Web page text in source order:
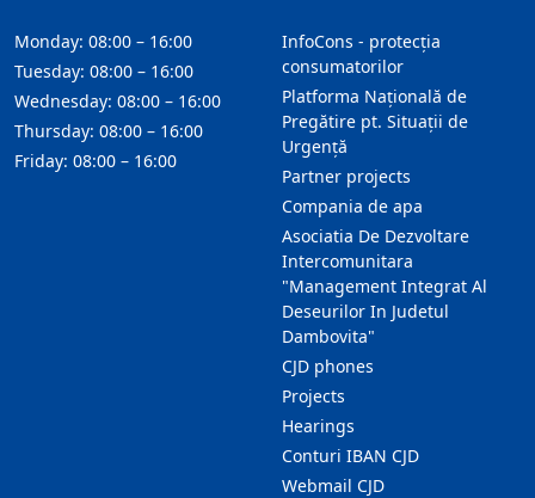
InfoCons - protecția
consumatorilor
Platforma Națională de
Pregătire pt. Situații de
Urgență
Partner projects
Compania de apa
Asociatia De Dezvoltare
Intercomunitara
"Management Integrat Al
Deseurilor In Judetul
Dambovita"
CJD phones
Projects
Hearings
Conturi IBAN CJD
Webmail CJD
Monday: 08:00 – 16:00
Tuesday: 08:00 – 16:00
Wednesday: 08:00 – 16:00
Thursday: 08:00 – 16:00
Friday: 08:00 – 16:00